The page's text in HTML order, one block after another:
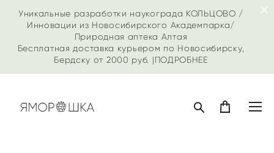
Уникальные разработки наукограда КОЛЬЦОВО /
Инновации из Новосибирского Академпарка/
Природная аптека Алтая
Бесплатная доставка курьером по Новосибирску,
Бердску от 2000 руб. |ПОДРОБНЕЕ